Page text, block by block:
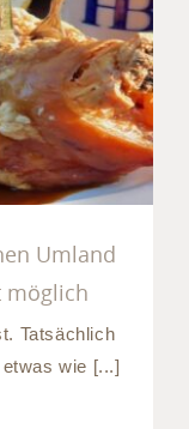
auch
Umland
möglich
Tatsächlich
wie [...]